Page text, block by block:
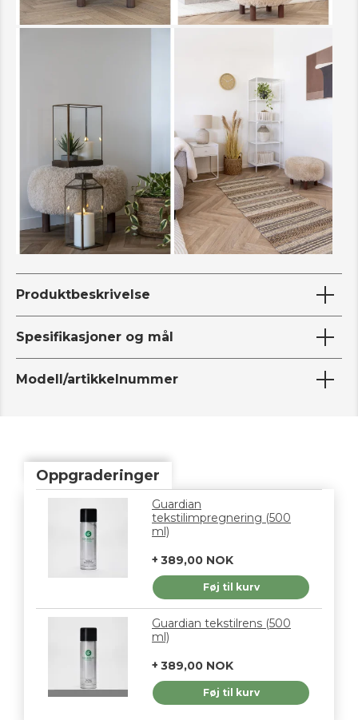
Produktbeskrivelse
Spesifikasjoner og mål
Modell/artikkelnummer
Oppgraderinger
Guardian
tekstilimpregnering (500
ml)
389,00 NOK
Føj til kurv
Guardian tekstilrens (500
ml)
389,00 NOK
Føj til kurv